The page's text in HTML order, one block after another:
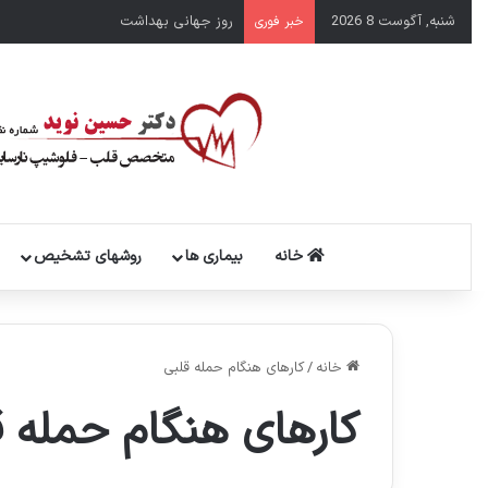
شنبه, آگوست 8 2026 خبر فوری روز جهانی بهداشت
خانه بیماری ها روشهای تشخیص
خانه /کارهای هنگام حمله قلبی
کارهای هنگام حمله